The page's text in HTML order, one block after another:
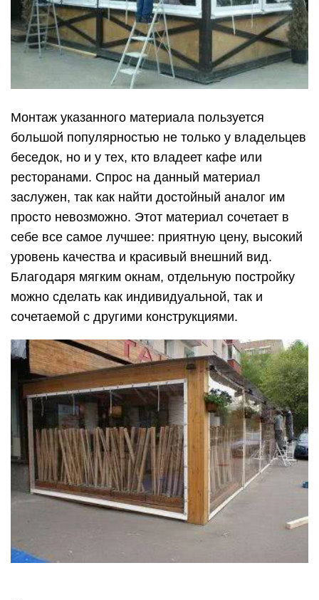
Монтаж указанного материала пользуется
большой популярностью не только у владельцев
беседок, но и у тех, кто владеет кафе или
ресторанами. Спрос на данный материал
заслужен, так как найти достойный аналог им
просто невозможно. Этот материал сочетает в
себе все самое лучшее: приятную цену, высокий
уровень качества и красивый внешний вид.
Благодаря мягким окнам, отдельную постройку
можно сделать как индивидуальной, так и
сочетаемой с другими конструкциями.